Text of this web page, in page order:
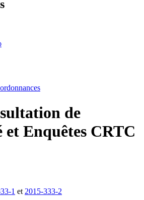
de
Enquêtes CRTC
1 et 2015-333-2